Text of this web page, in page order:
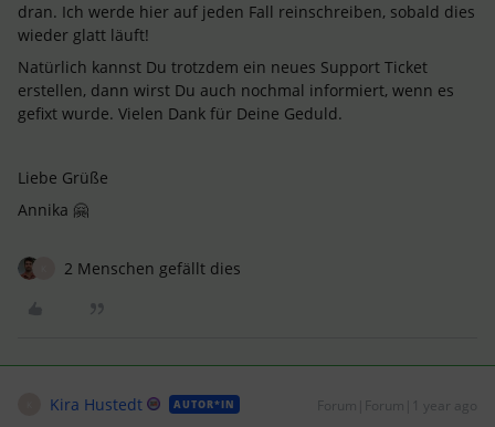
dran. Ich werde hier auf jeden Fall reinschreiben, sobald dies
wieder glatt läuft!
Natürlich kannst Du trotzdem ein neues Support Ticket
erstellen, dann wirst Du auch nochmal informiert, wenn es
gefixt wurde. Vielen Dank für Deine Geduld.
Liebe Grüße
Annika 🤗
2 Menschen gefällt dies
Kira Hustedt AUTOR*IN Forum|Forum|1 year ago